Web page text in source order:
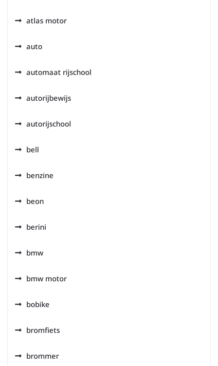
atlas motor
auto
automaat rijschool
autorijbewijs
autorijschool
bell
benzine
beon
berini
bmw
bmw motor
bobike
bromfiets
brommer